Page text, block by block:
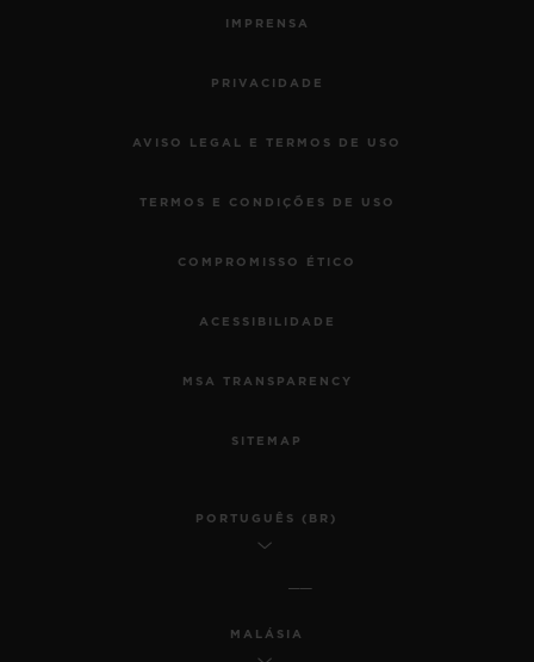
IMPRENSA
PRIVACIDADE
AVISO LEGAL E TERMOS DE USO
TERMOS E CONDIÇÕES DE USO
COMPROMISSO ÉTICO
ACESSIBILIDADE
MSA TRANSPARENCY
SITEMAP
PORTUGUÊS (BR)
MALÁSIA